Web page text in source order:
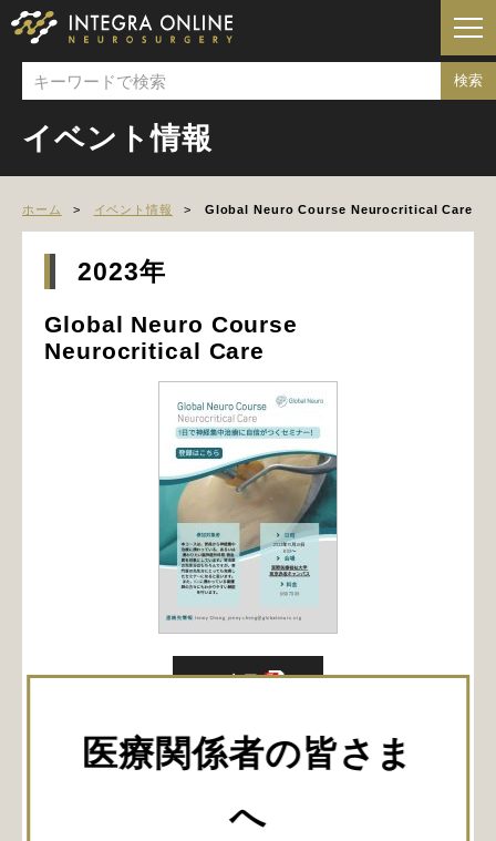
医療関係者の皆さま
へ
イベント情報
ホーム イベント情報 Global Neuro Course Neurocritical Care
2023年
Global Neuro Course
Neurocritical Care
PDF表示
1日で神経集中治療に自信がつくセミナー！
日時：2023年10月28日 8:30～
本コースは、普段から神経集中治療に携わってい